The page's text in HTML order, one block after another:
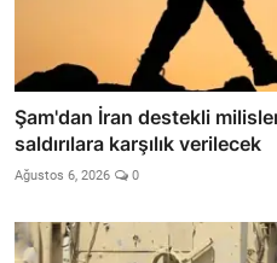
Şam'dan İran destekli
saldırılara karşılık verilecek
Ağustos 6, 2026 0